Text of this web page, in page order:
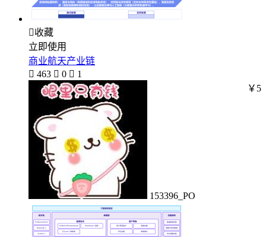
收藏
立即使用
商业航天产业链
 463  0  1
153396_PO
￥5